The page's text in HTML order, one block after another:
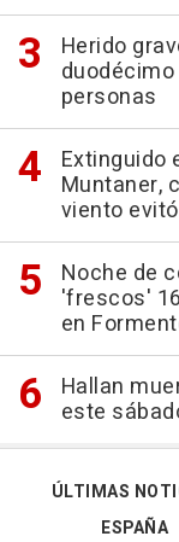
Herido
personas
Extinguido
Muntaner,
viento
Noche de
'frescos'
en
Hallan
este
ÚLTIMAS
ESPAÑA